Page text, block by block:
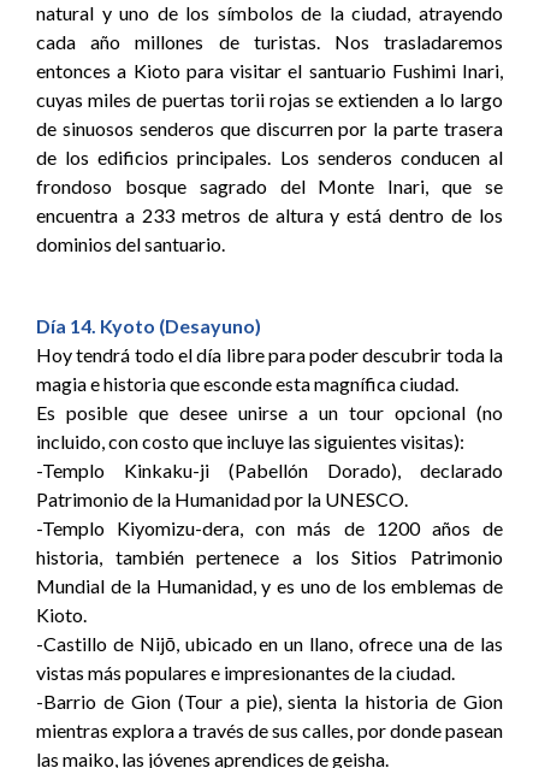
natural y uno de los símbolos de la ciudad, atrayendo
cada año millones de turistas. Nos trasladaremos
entonces a Kioto para visitar el santuario Fushimi Inari,
cuyas miles de puertas torii rojas se extienden a lo largo
de sinuosos senderos que discurren por la parte trasera
de los edificios principales. Los senderos conducen al
frondoso bosque sagrado del Monte Inari, que se
encuentra a 233 metros de altura y está dentro de los
dominios del santuario.
Día 14. Kyoto (Desayuno)
Hoy tendrá todo el día libre para poder descubrir toda la
magia e historia que esconde esta magnífica ciudad.
Es posible que desee unirse a un tour opcional (no
incluido, con costo que incluye las siguientes visitas):
-Templo Kinkaku-ji (Pabellón Dorado), declarado
Patrimonio de la Humanidad por la UNESCO.
-Templo Kiyomizu-dera, con más de 1200 años de
historia, también pertenece a los Sitios Patrimonio
Mundial de la Humanidad, y es uno de los emblemas de
Kioto.
-Castillo de Nijō, ubicado en un llano, ofrece una de las
vistas más populares e impresionantes de la ciudad.
-Barrio de Gion (Tour a pie), sienta la historia de Gion
mientras explora a través de sus calles, por donde pasean
las maiko, las jóvenes aprendices de geisha.